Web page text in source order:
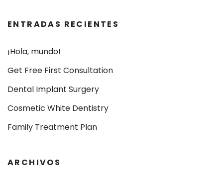
ENTRADAS RECIENTES
¡Hola, mundo!
Get Free First Consultation
Dental Implant Surgery
Cosmetic White Dentistry
Family Treatment Plan
ARCHIVOS